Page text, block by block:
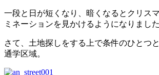
一段と日が短くなり、暗くなるとクリス
ミネーションを見かけるようになりました
さて、土地探しをする上で条件のひとつ
通学区域。